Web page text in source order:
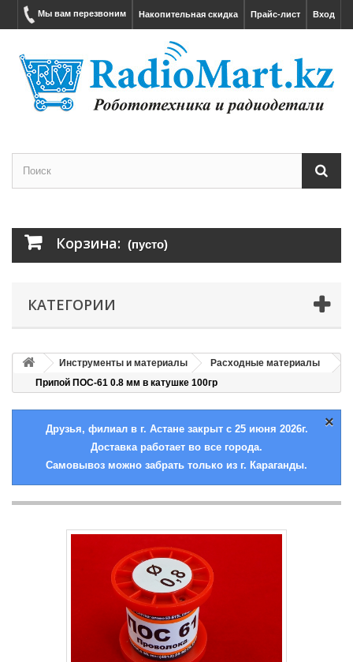
Вход
Прайс-лист
Накопительная скидка
Мы вам перезвоним
Корзина: (пусто)
КАТЕГОРИИ
Инструменты и материалы
Расходные материалы
Припой ПОС-61 0.8 мм в катушке 100гр
×
Друзья, филиал в г. Астане закрыт с 25 июня 2026г.
Доставка работает во все города.
Самовывоз можно забрать только из г. Караганды.